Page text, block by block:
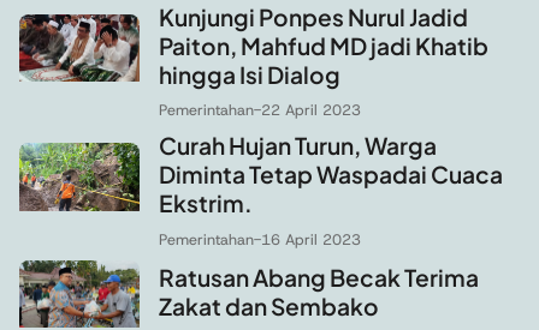
Kunjungi Ponpes Nurul Jadid
Paiton, Mahfud MD jadi Khatib
hingga Isi Dialog
Pemerintahan-22 April 2023
Curah Hujan Turun, Warga
Diminta Tetap Waspadai Cuaca
Ekstrim.
Pemerintahan-16 April 2023
Ratusan Abang Becak Terima
Zakat dan Sembako